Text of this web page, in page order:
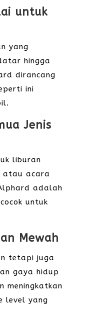
untuk
yang
hingga
dirancang
ini
Jenis
liburan
atau acara
adalah
untuk
Mewah
tetapi juga
gaya hidup
meningkatkan
level yang